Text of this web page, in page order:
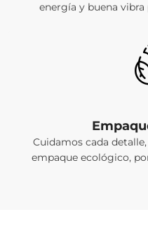
energía y buena vibra
Cuidamos cada
empaque ecológico,